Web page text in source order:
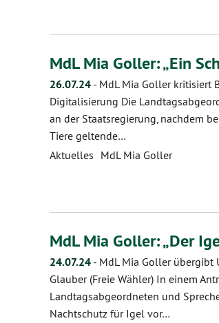
MdL Mia Goller: „Ein
26.07.24 - MdL Mia Goller kritisiert
Digitalisierung Die
an der Staatsregierung, nachdem
Tiere geltende…
Aktuelles MdL Mia Goller
MdL Mia Goller: „Der
24.07.24 - MdL Mia Goller übergibt
Glauber (Freie Wähler) In einem
Landtagsabgeordneten und
Nachtschutz für Igel vor…